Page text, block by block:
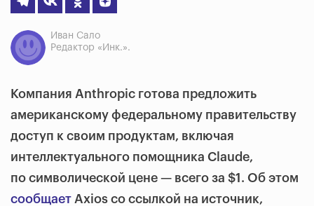
Иван Сало
Редактор «Инк.».
Компания Anthropic готова предложить
американскому федеральному правительству
доступ к своим продуктам, включая
интеллектуального помощника Claude,
по символической цене — всего за $1. Об этом
сообщает Axios со ссылкой на источник,